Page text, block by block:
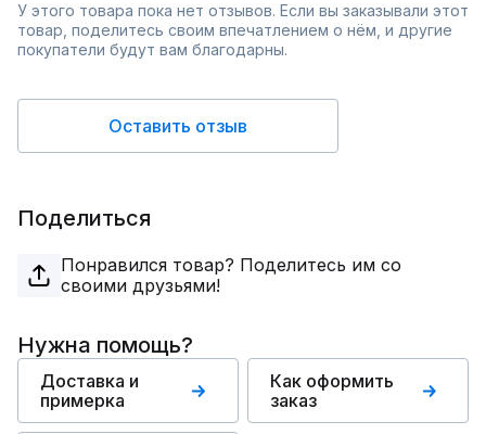
У этого товара пока нет отзывов. Если вы заказывали этот
товар, поделитесь своим впечатлением о нём, и другие
покупатели будут вам благодарны.
Оставить отзыв
Поделиться
Понравился товар? Поделитесь им со
своими друзьями!
Нужна помощь?
Доставка и
примерка
Как оформить
заказ